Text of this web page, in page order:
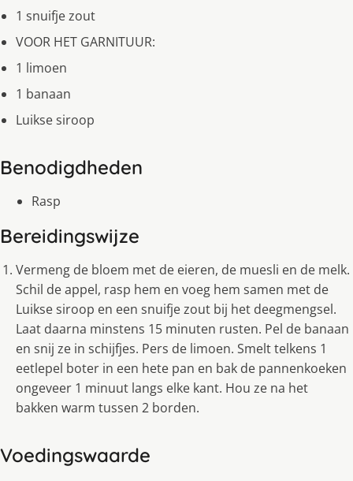
1 snuifje zout
VOOR HET GARNITUUR:
1 limoen
1 banaan
Luikse siroop
Benodigdheden
Rasp
Bereidingswijze
Vermeng de bloem met de eieren, de muesli en de melk.
Schil de appel, rasp hem en voeg hem samen met de
Luikse siroop en een snuifje zout bij het deegmengsel.
Laat daarna minstens 15 minuten rusten. Pel de banaan
en snij ze in schijfjes. Pers de limoen. Smelt telkens 1
eetlepel boter in een hete pan en bak de pannenkoeken
ongeveer 1 minuut langs elke kant. Hou ze na het
bakken warm tussen 2 borden.
Voedingswaarde